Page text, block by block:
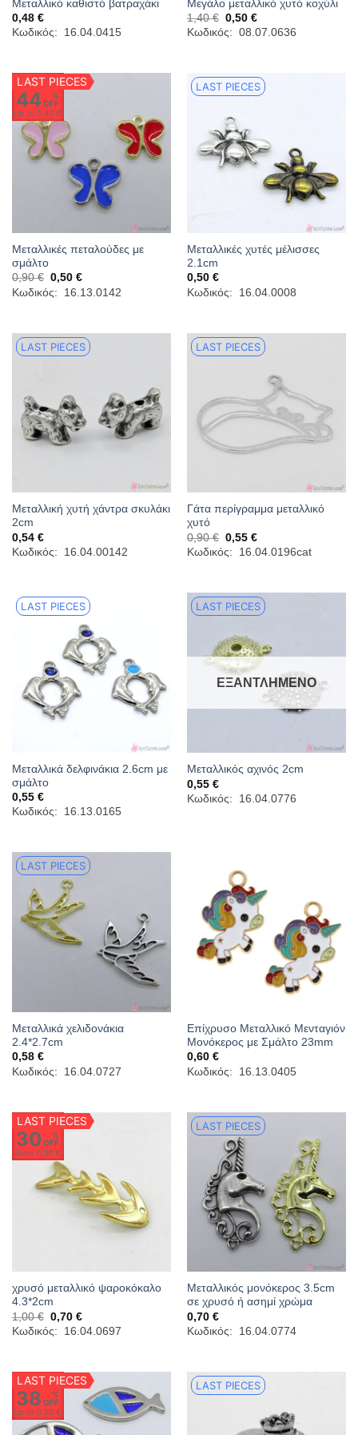
Μεταλλικό καθιστό βατραχάκι
0,48 €
Κωδικός: 16.04.0415
Μεγάλο μεταλλικό χυτό κοχύλι
1,40€ Original
price
was:
0,50 €Η
τρέχουσα
τιμή
Κωδικός: 08.07.0636
LAST PIECES
44
%
OFF
Up to0,40 €
Μεταλλικές πεταλούδες με
σμάλτο
0,90€ Original
price
was:
0,50 €Η
τρέχουσα
τιμή
Κωδικός: 16.13.0142
LAST PIECES
Μεταλλικές χυτές μέλισσες
2.1cm
0,50 €
Κωδικός: 16.04.0008
LAST PIECES
Μεταλλική χυτή χάντρα σκυλάκι
2cm
0,54 €
Κωδικός: 16.04.00142
LAST PIECES
Γάτα περίγραμμα μεταλλικό
χυτό
0,90€ Original
price
was:
0,55 €Η
τρέχουσα
τιμή
Κωδικός: 16.04.0196cat
LAST PIECES
Μεταλλικά δελφινάκια 2.6cm με
σμάλτο
0,55 €
Κωδικός: 16.13.0165
LAST PIECES
ΕΞΑΝΤΛΗΜΈΝΟ
Μεταλλικός αχινός 2cm
0,55 €
Κωδικός: 16.04.0776
LAST PIECES
Μεταλλικά χελιδονάκια
2.4*2.7cm
0,58 €
Κωδικός: 16.04.0727
Επίχρυσο Μεταλλικό Μενταγιόν
Μονόκερος με Σμάλτο 23mm
0,60 €
Κωδικός: 16.13.0405
LAST PIECES
30
%
OFF
Save0,30 €
χρυσό μεταλλικό ψαροκόκαλο
4.3*2cm
1,00€ Original
price
was:
0,70 €Η
τρέχουσα
τιμή
Κωδικός: 16.04.0697
LAST PIECES
Μεταλλικός μονόκερος 3.5cm
σε χρυσό ή ασημί χρώμα
0,70 €
Κωδικός: 16.04.0774
LAST PIECES
38
%
OFF
Up to0,50 €
LAST PIECES